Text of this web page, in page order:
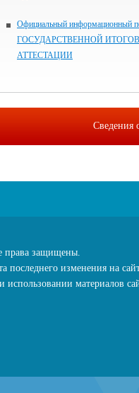
Официальный информационный
ГОСУДАРСТВЕННОЙ
АТТЕСТАЦИИ
Сведения
права защищены.
последнего изменения на
использовании материалов